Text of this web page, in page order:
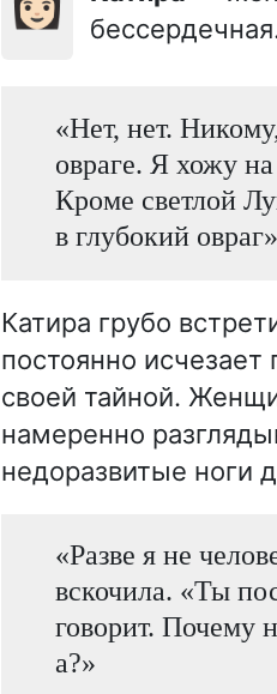
«Нет, нет.
овраге. Я хожу
Кроме светлой
в глубокий овраг»
Катира грубо
постоянно
своей тайной.
намеренно
недоразвитые ноги
«Разве я не
вскочила. «Ты
говорит. Почему
а?»